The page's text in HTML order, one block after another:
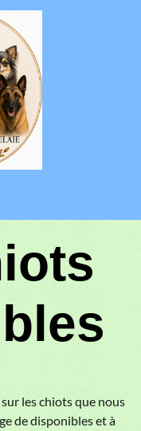
les chiots que nous
de disponibles et à